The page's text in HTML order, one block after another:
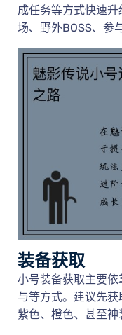
成任务等方式快速
场、野外BOSS、参
装备获取
小号装备获取主要
与等方式。建议先
紫色、橙色、甚至神